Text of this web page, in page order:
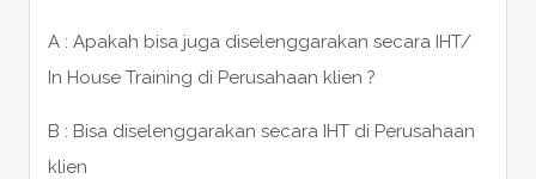
A : Apakah bisa juga diselenggarakan secara IHT/
In House Training di Perusahaan klien ?
B : Bisa diselenggarakan secara IHT di Perusahaan
klien